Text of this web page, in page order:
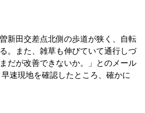
新田交差点北側の歩道が狭く、自転
。また、雑草も伸びていて通行しづ
だが改善できないか。」とのメール
速現地を確認したところ、確かに